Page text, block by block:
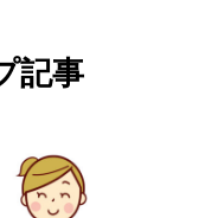
記事